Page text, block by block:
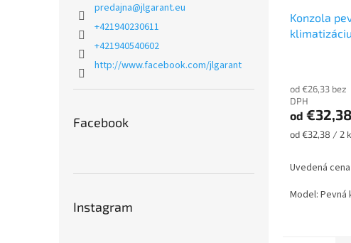
predajna@jlgarant.eu
+421940230611
+421940540602
http://www.facebook.com/jlgarant
Facebook
Instagram
Konzola
klimatizáciu
od €26,33 bez
DPH
od €32,38
Jednotková
od €32,38 / 2
Uvedená
Model: Pevná